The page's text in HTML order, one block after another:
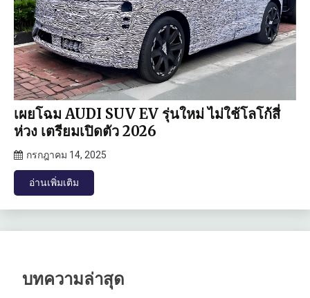
เผยโฉม AUDI SUV EV รุ่นใหม่ ไม่ใช้โลโก้สี่
ห่วง เตรียมเปิดตัว 2026
กรกฎาคม 14, 2025
อ่านเพิ่มเติม
บทความล่าสุด